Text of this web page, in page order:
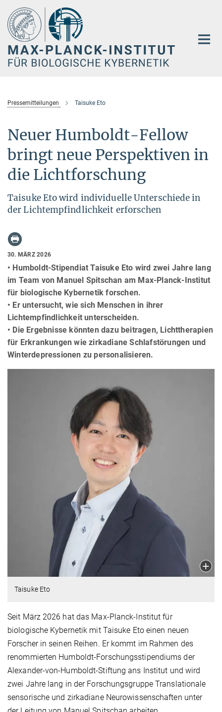
Hauptinhalt
Pressemitteilungen Taisuke Eto
Neuer Humboldt-Fellow
bringt neue Perspektiven in
die Lichtforschung
Taisuke Eto wird individuelle Unterschiede in
der Lichtempfindlichkeit erforschen
30. MÄRZ 2026
• Humboldt-Stipendiat Taisuke Eto wird zwei Jahre lang
im Team von Manuel Spitschan am Max-Planck-Institut
für biologische Kybernetik forschen.
• Er untersucht, wie sich Menschen in ihrer
Lichtempfindlichkeit unterscheiden.
• Die Ergebnisse könnten dazu beitragen, Lichttherapien
für Erkrankungen wie zirkadiane Schlafstörungen und
Winterdepressionen zu personalisieren.
Taisuke Eto
Seit März 2026 hat das Max-Planck-Institut für
biologische Kybernetik mit Taisuke Eto einen neuen
Forscher in seinen Reihen. Er kommt im Rahmen des
renommierten Humboldt-Forschungsstipendiums der
Alexander-von-Humboldt-Stiftung ans Institut und wird
zwei Jahre lang in der Forschungsgruppe Translationale
sensorische und zirkadiane Neurowissenschaften unter